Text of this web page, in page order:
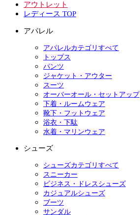
アウトレット
レディース TOP
アパレル
アパレルカテゴリすべて
トップス
パンツ
ジャケット・アウター
スーツ
オーバーオール・セットアップ
下着・ルームウェア
靴下・フットウェア
浴衣・下駄
水着・マリンウェア
シューズ
シューズカテゴリすべて
スニーカー
ビジネス・ドレスシューズ
カジュアルシューズ
ブーツ
サンダル